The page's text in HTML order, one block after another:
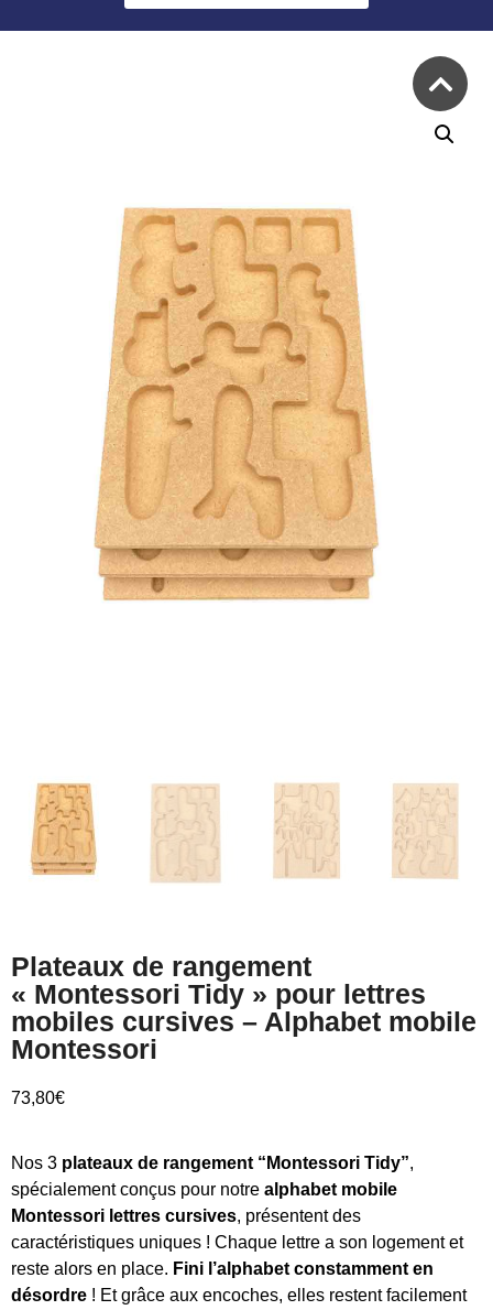
Plateaux de rangement
« Montessori Tidy » pour lettres
mobiles cursives – Alphabet mobile
Montessori
73,80€
Nos 3 plateaux de rangement “Montessori Tidy”,
spécialement conçus pour notre alphabet mobile
Montessori lettres cursives, présentent des
caractéristiques uniques ! Chaque lettre a son logement et
reste alors en place. Fini l’alphabet constamment en
désordre ! Et grâce aux encoches, elles restent facilement